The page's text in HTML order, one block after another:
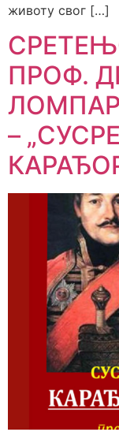
животу свог […]
ПРОФ.
–